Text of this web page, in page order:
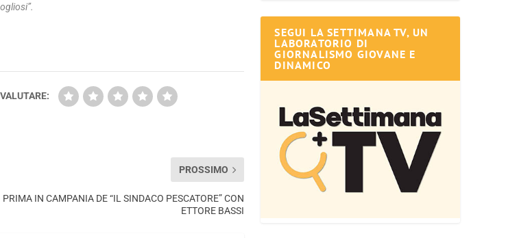
VALUTARE:
PROSSIMO
PRIMA IN CAMPANIA DE “IL SINDACO PESCATORE” CON
ETTORE BASSI
SEGUI LA SETTIMANA TV, UN
LABORATORIO DI
GIORNALISMO GIOVANE E
DINAMICO